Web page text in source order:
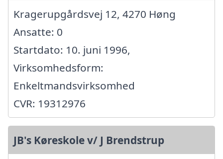
Kragerupgårdsvej 12, 4270 Høng
Ansatte: 0
Startdato: 10. juni 1996,
Virksomhedsform:
Enkeltmandsvirksomhed
CVR: 19312976
JB's Køreskole v/ J Brendstrup